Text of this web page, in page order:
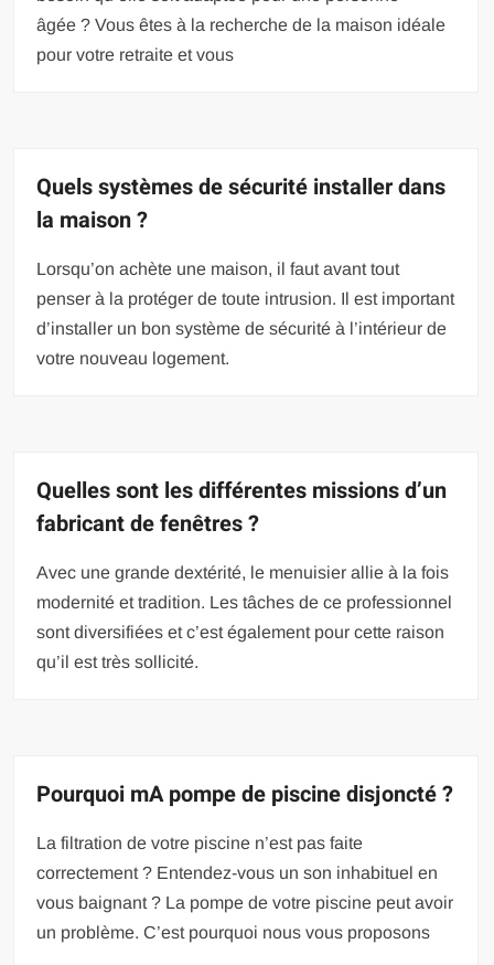
âgée ? Vous êtes à la recherche de la maison idéale
pour votre retraite et vous
Quels systèmes de sécurité installer dans
la maison ?
Lorsqu’on achète une maison, il faut avant tout
penser à la protéger de toute intrusion. Il est important
d’installer un bon système de sécurité à l’intérieur de
votre nouveau logement.
Quelles sont les différentes missions d’un
fabricant de fenêtres ?
Avec une grande dextérité, le menuisier allie à la fois
modernité et tradition. Les tâches de ce professionnel
sont diversifiées et c’est également pour cette raison
qu’il est très sollicité.
Pourquoi mA pompe de piscine disjoncté ?
La filtration de votre piscine n’est pas faite
correctement ? Entendez-vous un son inhabituel en
vous baignant ? La pompe de votre piscine peut avoir
un problème. C’est pourquoi nous vous proposons